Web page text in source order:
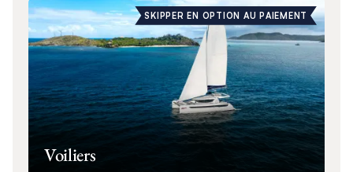
SKIPPER EN OPTION AU PAIEMENT
Voiliers